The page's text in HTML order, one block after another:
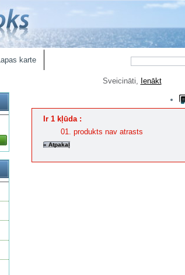
Lapas karte
Sveicināti, Ienākt
Ir 1 kļūda :
produkts nav atrasts
« Atpakaļ